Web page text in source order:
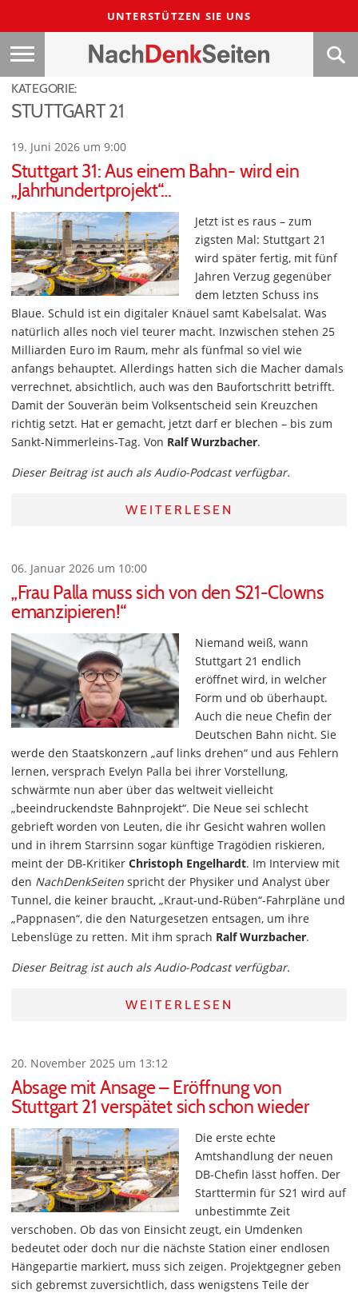
UNTERSTÜTZEN SIE UNS
KATEGORIE:
STUTTGART 21
19. Juni 2026 um 9:00
Stuttgart 31: Aus einem Bahn- wird ein
„Jahrhundertprojekt“…
Jetzt ist es raus – zum
zigsten Mal: Stuttgart 21
wird später fertig, mit fünf
Jahren Verzug gegenüber
dem letzten Schuss ins
Blaue. Schuld ist ein digitaler Knäuel samt Kabelsalat. Was
natürlich alles noch viel teurer macht. Inzwischen stehen 25
Milliarden Euro im Raum, mehr als fünfmal so viel wie
anfangs behauptet. Allerdings hatten sich die Macher damals
verrechnet, absichtlich, auch was den Baufortschritt betrifft.
Damit der Souverän beim Volksentscheid sein Kreuzchen
richtig setzt. Hat er gemacht, jetzt darf er blechen – bis zum
Sankt-Nimmerleins-Tag. Von Ralf Wurzbacher.
Dieser Beitrag ist auch als Audio-Podcast verfügbar.
WEITERLESEN
06. Januar 2026 um 10:00
„Frau Palla muss sich von den S21-Clowns
emanzipieren!“
Niemand weiß, wann
Stuttgart 21 endlich
eröffnet wird, in welcher
Form und ob überhaupt.
Auch die neue Chefin der
Deutschen Bahn nicht. Sie
werde den Staatskonzern „auf links drehen“ und aus Fehlern
lernen, versprach Evelyn Palla bei ihrer Vorstellung,
schwärmte nun aber über das weltweit vielleicht
„beeindruckendste Bahnprojekt“. Die Neue sei schlecht
gebrieft worden von Leuten, die ihr Gesicht wahren wollen
und in ihrem Starrsinn sogar künftige Tragödien riskieren,
meint der DB-Kritiker Christoph Engelhardt. Im Interview mit
den NachDenkSeiten spricht der Physiker und Analyst über
Tunnel, die keiner braucht, „Kraut-und-Rüben“-Fahrpläne und
„Pappnasen“, die den Naturgesetzen entsagen, um ihre
Lebenslüge zu retten. Mit ihm sprach Ralf Wurzbacher.
Dieser Beitrag ist auch als Audio-Podcast verfügbar.
WEITERLESEN
20. November 2025 um 13:12
Absage mit Ansage – Eröffnung von
Stuttgart 21 verspätet sich schon wieder
Die erste echte
Amtshandlung der neuen
DB-Chefin lässt hoffen. Der
Starttermin für S21 wird auf
unbestimmte Zeit
verschoben. Ob das von Einsicht zeugt, ein Umdenken
bedeutet oder doch nur die nächste Station einer endlosen
Hängepartie markiert, muss sich zeigen. Projektgegner geben
sich gebremst zuversichtlich, dass wenigstens Teile der